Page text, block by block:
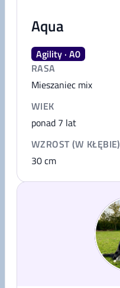
Aqua
Agility · A0
RASA
Mieszaniec mix
WIEK
ponad 7 lat
WZROST (W KŁĘBIE)
30cm